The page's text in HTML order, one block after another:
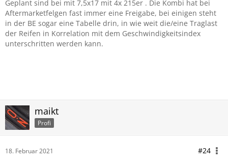
Geplant sind bei mit 7,5x17 mit 4x 215er . Die Kombi hat bei
Aftermarketfelgen fast immer eine Freigabe, bei einigen steht
in der BE sogar eine Tabelle drin, in wie weit die/eine Traglast
der Reifen in Korrelation mit dem Geschwindigkeitsindex
unterschritten werden kann.
maikt
Profi
18. Februar 2021 #24